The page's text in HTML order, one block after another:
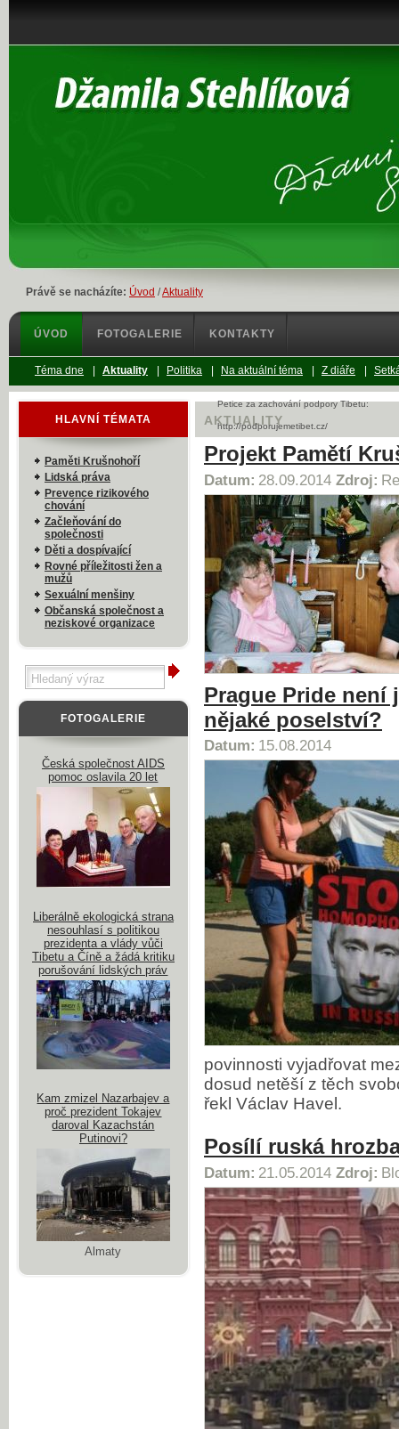
Právě se nacházíte: Úvod /Aktuality
AKTUALITY
Projekt Pamětí
Datum: 28.09.2014 Zdroj:
Prague Pride není
nějaké poselství?
Datum: 15.08.2014
povinnosti vyjadřovat
dosud netěší z těch
řekl Václav Havel.
Posílí ruská
Datum: 21.05.2014 Zdroj:
Petice za zachování podpory Tibetu:
http://podporujemetibet.cz/
HLAVNÍ TÉMATA
Paměti Krušnohoří
Lidská práva
Prevence rizikového
chování
Začleňování do
společnosti
Děti a dospívající
Rovné příležitosti žen a
mužů
Sexuální menšiny
Občanská společnost a
neziskové organizace
FOTOGALERIE
Česká společnost AIDS
pomoc oslavila 20 let
Liberálně ekologická strana
nesouhlasí s politikou
prezidenta a vlády vůči
Tibetu a Číně a žádá kritiku
porušování lidských práv
Kam zmizel Nazarbajev a
proč prezident Tokajev
daroval Kazachstán
Putinovi?
Almaty
ÚVOD FOTOGALERIE KONTAKTY
Téma dne Aktuality Politika Na aktuální téma Z diáře